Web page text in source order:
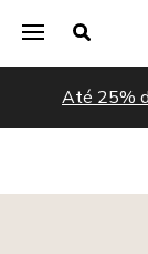
Até 25%